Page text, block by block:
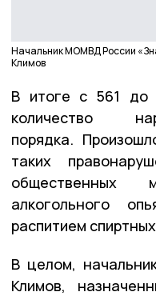
Начальник МОМВД России
Климов
В итоге с 561 до
количество
порядка.
таких
общественных
алкогольного
распитием
В целом,
Климов,